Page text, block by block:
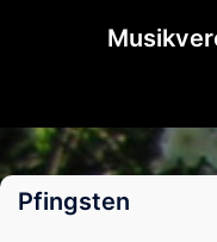
Pfingsten